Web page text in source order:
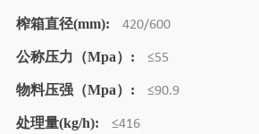
榨箱直径(mm): 420/600
公称压力（Mpa）: ≤55
物料压强（Mpa）: ≤90.9
处理量(kg/h): ≤416